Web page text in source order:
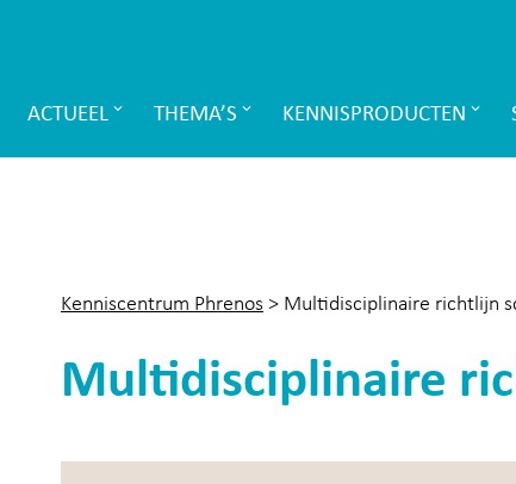
ACTUEEL THEMA’S KENNISPRODUCTEN
Kenniscentrum Phrenos > Multidisciplinaire richtlijn
Multidisciplinaire